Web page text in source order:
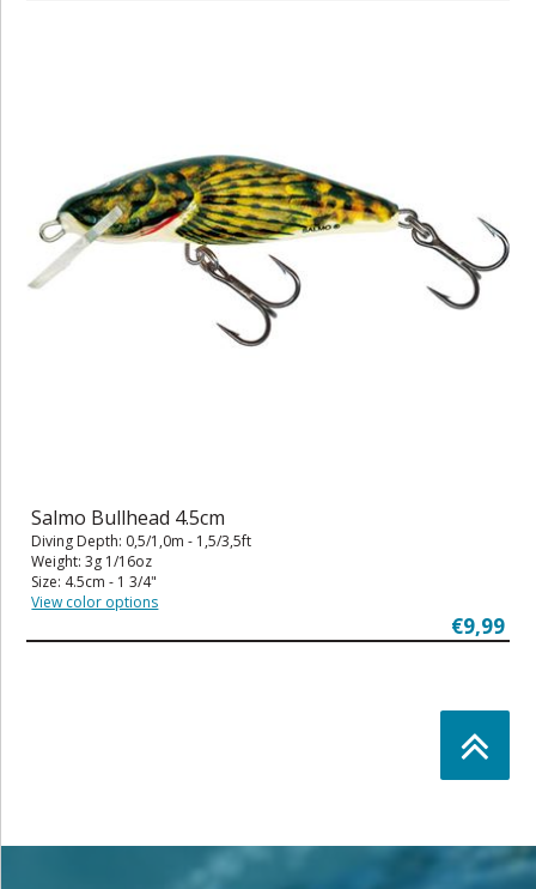
Salmo Bullhead 4.5cm
Diving Depth: 0,5/1,0m - 1,5/3,5ft
Weight: 3g 1/16oz
Size: 4.5cm - 1 3/4"
View color options
€9,99